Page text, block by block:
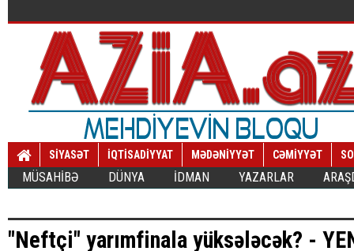
SİYASƏT İQTİSADİYYAT MƏDƏNİYYƏT CƏMİYYƏT
MÜSAHİBƏ DÜNYA İDMAN YAZARLAR
"Neftçi" yarımfinala yüksələcək? -